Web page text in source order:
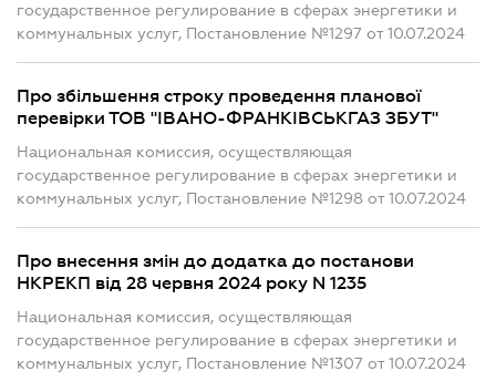
государственное регулирование в сферах энергетики и
коммунальных услуг, Постановление №1297 от 10.07.2024
Про збільшення строку проведення планової
перевірки ТОВ "ІВАНО-ФРАНКІВСЬКГАЗ ЗБУТ"
Национальная комиссия, осуществляющая
государственное регулирование в сферах энергетики и
коммунальных услуг, Постановление №1298 от 10.07.2024
Про внесення змін до додатка до постанови
НКРЕКП від 28 червня 2024 року N 1235
Национальная комиссия, осуществляющая
государственное регулирование в сферах энергетики и
коммунальных услуг, Постановление №1307 от 10.07.2024